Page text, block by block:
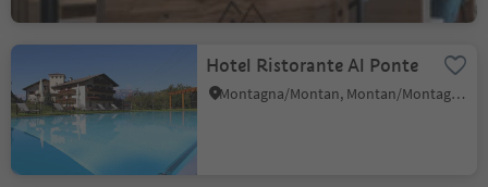
Hotel Ristorante Al Ponte
Montagna/Montan, Montan/Montagna, Alto Adige Wine Road